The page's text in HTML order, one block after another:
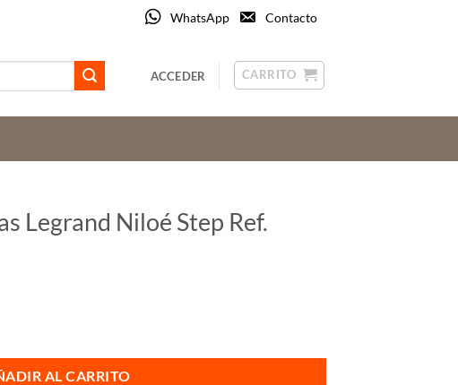
WhatsApp Contacto
ACCEDER CARRITO
Legrand Niloé Step Ref.
AL CARRITO